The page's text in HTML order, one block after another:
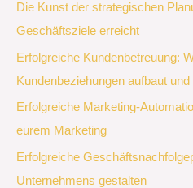
Die Kunst der strategischen
Geschäftsziele erreicht
Erfolgreiche Kundenbetreuung:
Kundenbeziehungen aufbaut und
Erfolgreiche Marketing-
eurem Marketing
Erfolgreiche
Unternehmens gestalten